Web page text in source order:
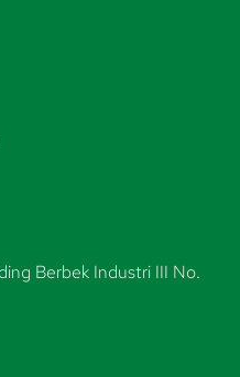
Berbek Industri III No.